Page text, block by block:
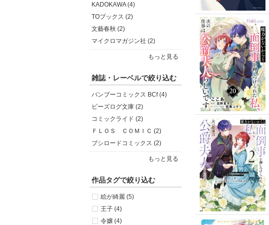
KADOKAWA (4)
TOブックス (2)
文藝春秋 (2)
マイクロマガジン社 (2)
もっと見る
雑誌・レーベルで絞り込む
バンブーコミックス BCf (4)
ビーズログ文庫 (2)
コミックライド (2)
ＦＬＯＳ ＣＯＭＩＣ (2)
ブシロードコミックス (2)
もっと見る
作品タグで絞り込む
絵が綺麗 (5)
王子 (4)
令嬢 (4)